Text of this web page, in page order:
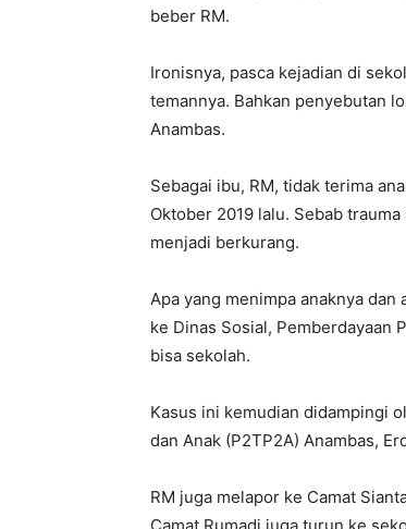
beber RM.
Ironisnya, pasca kejadian di
temannya. Bahkan penyebutan
Anambas.
Sebagai ibu, RM, tidak terima
Oktober 2019 lalu. Sebab
menjadi berkurang.
Apa yang menimpa anaknya
ke Dinas Sosial, Pemberdayaan
bisa sekolah.
Kasus ini kemudian didampingi
dan Anak (P2TP2A) Anambas,
RM juga melapor ke Camat